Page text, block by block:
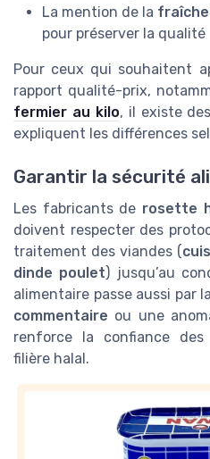
La mention de la
pour préserver la qualité
Pour ceux qui souhaitent
rapport qualité-prix,
fermier au kilo, il existe
expliquent les différences
Garantir la sécurité
Les fabricants de rosette
doivent respecter des
traitement des viandes (
dinde poulet) jusqu’au
alimentaire passe aussi par
commentaire ou une
renforce la confiance des
filière halal.